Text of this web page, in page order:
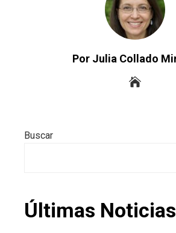
Por Julia Collado
Buscar
Últimas Noticias